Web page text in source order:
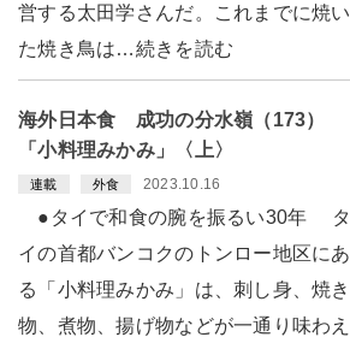
営する太田学さんだ。これまでに焼い
た焼き鳥は…続きを読む
海外日本食 成功の分水嶺（173）
「小料理みかみ」〈上〉
連載 外食 2023.10.16
●タイで和食の腕を振るい30年 タ
イの首都バンコクのトンロー地区にあ
る「小料理みかみ」は、刺し身、焼き
物、煮物、揚げ物などが一通り味わえ